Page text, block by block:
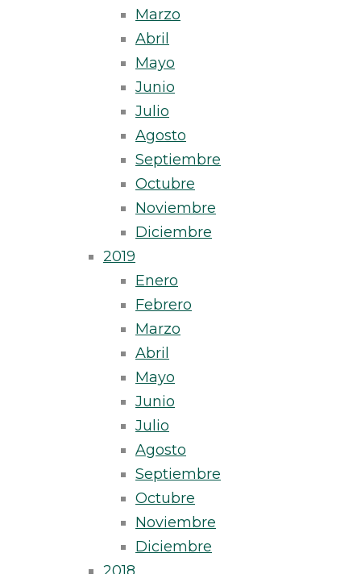
Marzo
Abril
Mayo
Junio
Julio
Agosto
Septiembre
Octubre
Noviembre
Diciembre
2019
Enero
Febrero
Marzo
Abril
Mayo
Junio
Julio
Agosto
Septiembre
Octubre
Noviembre
Diciembre